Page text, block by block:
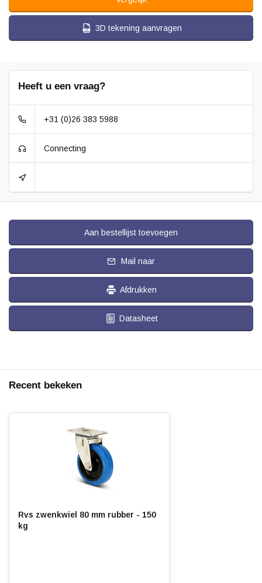
3D tekening aanvragen
Heeft u een vraag?
+31 (0)26 383 5988
Connecting
Aan bestellijst toevoegen
Mail naar
Afdrukken
Datasheet
Recent bekeken
Rvs zwenkwiel 80 mm rubber - 150
kg